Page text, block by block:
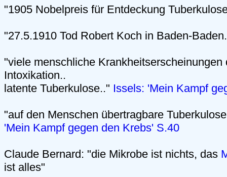
"1905 Nobelpreis für Entdeckung
"27.5.1910 Tod Robert Koch in Baden-
"viele menschliche Krankheitserscheinungen
Intoxikation..
latente Tuberkulose.." Issels: 'Mein Kampf
"auf den Menschen übertragbare
'Mein Kampf gegen den Krebs' S.40
Claude Bernard: "die Mikrobe ist nichts, das
ist alles"